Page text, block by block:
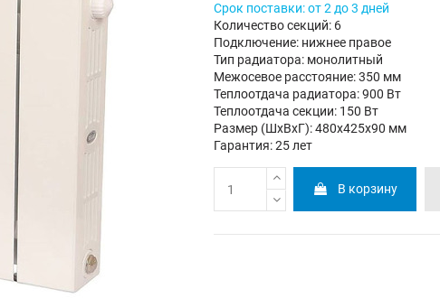
Срок поставки: от 2 до 3 дней
Количество секций: 6
Подключение: нижнее правое
Тип радиатора: монолитный
Межосевое расстояние: 350 мм
Теплоотдача радиатора: 900 Вт
Теплоотдача секции: 150 Вт
Размер (ШхВхГ): 480х425х90 мм
Гарантия: 25 лет
В корзину